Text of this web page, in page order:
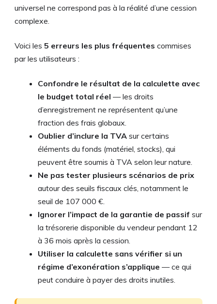
universel ne correspond pas à la réalité d’une cession
complexe.
Voici les 5 erreurs les plus fréquentes commises
par les utilisateurs :
Confondre le résultat de la calculette avec
le budget total réel — les droits
d’enregistrement ne représentent qu’une
fraction des frais globaux.
Oublier d’inclure la TVA sur certains
éléments du fonds (matériel, stocks), qui
peuvent être soumis à TVA selon leur nature.
Ne pas tester plusieurs scénarios de prix
autour des seuils fiscaux clés, notamment le
seuil de 107 000 €.
Ignorer l’impact de la garantie de passif sur
la trésorerie disponible du vendeur pendant 12
à 36 mois après la cession.
Utiliser la calculette sans vérifier si un
régime d’exonération s’applique — ce qui
peut conduire à payer des droits inutiles.